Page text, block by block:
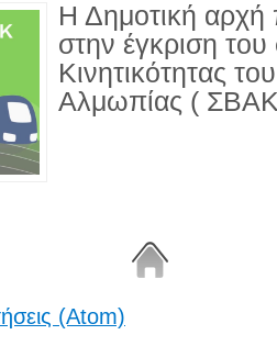
Η Δημοτική
στην έγκριση του
Κινητικότητας
Αλμωπίας (
(Atom)